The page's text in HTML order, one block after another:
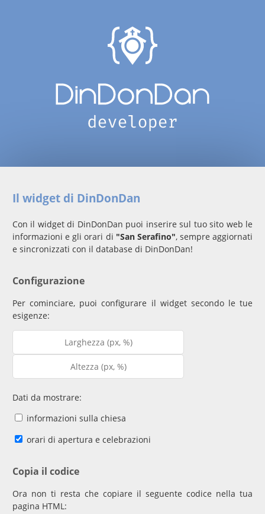
Il widget di DinDonDan
Con il widget di DinDonDan puoi inserire sul tuo sito web le
informazioni e gli orari di "San Serafino", sempre aggiornati
e sincronizzati con il database di DinDonDan!
Configurazione
Per cominciare, puoi configurare il widget secondo le tue
esigenze:
Dati da mostrare:
informazioni sulla chiesa
orari di apertura e celebrazioni
Copia il codice
Ora non ti resta che copiare il seguente codice nella tua
pagina HTML: